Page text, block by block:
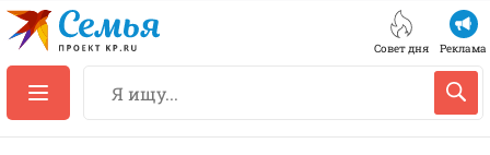
Совет дня Реклама